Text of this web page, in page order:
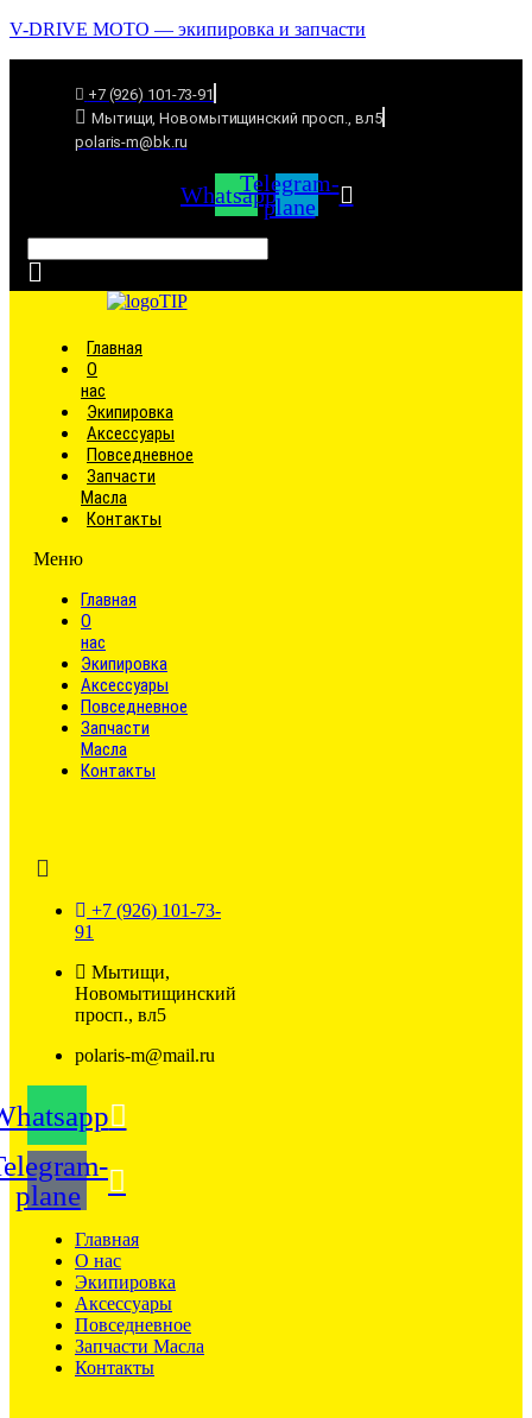
V-DRIVE MOTO — экипировка и запчасти
+7 (926) 101-73-91
Мытищи, Новомытищинский просп., вл5
polaris-m@bk.ru
WhatsappTelegram-
plane
Главная
О
нас
Экипировка
Аксессуары
Повседневное
Запчасти
Масла
Контакты
Меню
Главная
О
нас
Экипировка
Аксессуары
Повседневное
Запчасти
Масла
Контакты
+7 (926) 101-73-
91
Мытищи,
Новомытищинский
просп., вл5
polaris-m@mail.ru
plane
Главная
О нас
Экипировка
Аксессуары
Повседневное
Запчасти Масла
Контакты